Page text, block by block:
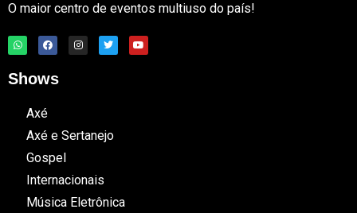
O maior centro de eventos multiuso do país!
Shows
Axé
Axé e Sertanejo
Gospel
Internacionais
Música Eletrônica